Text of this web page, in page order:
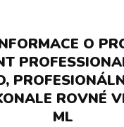
O
ROVNÉ
ML